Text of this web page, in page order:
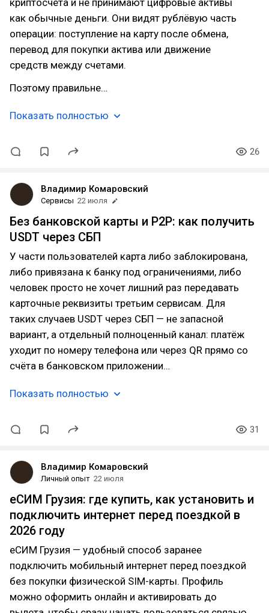
криптосчета и не принимают цифровые активы
как обычные деньги. Они видят рублёвую часть
операции: поступление на карту после обмена,
перевод для покупки актива или движение
средств между счетами.
Поэтому правильне…
Показать полностью
26
Владимир Комаровский
Сервисы 22 июля
Без банковской карты и P2P: как получить
USDT через СБП
У части пользователей карта либо заблокирована,
либо привязана к банку под ограничениями, либо
человек просто не хочет лишний раз передавать
карточные реквизиты третьим сервисам. Для
таких случаев USDT через СБП — не запасной
вариант, а отдельный полноценный канал: платёж
уходит по номеру телефона или через QR прямо со
счёта в банковском приложении…
Показать полностью
31
Владимир Комаровский
Личный опыт 22 июля
еСИМ Грузия: где купить, как установить и
подключить интернет перед поездкой в
2026 году
еСИМ Грузия — удобный способ заранее
подключить мобильный интернет перед поездкой
без покупки физической SIM-карты. Профиль
можно оформить онлайн и активировать до